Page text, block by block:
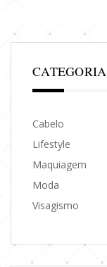
Cabelo
Lifestyle
Maquiagem
Moda
Visagismo